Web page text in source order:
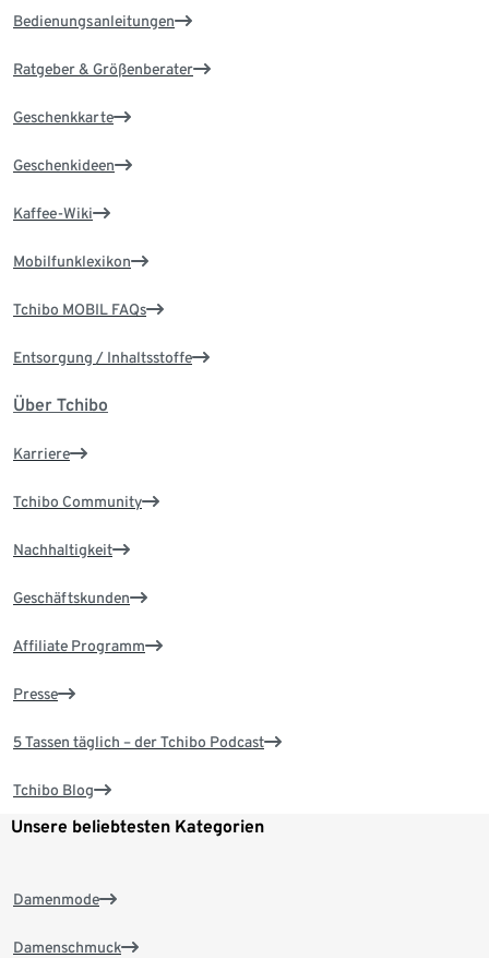
Bedienungsanleitungen
Ratgeber & Größenberater
Geschenkkarte
Geschenkideen
Kaffee-Wiki
Mobilfunklexikon
Tchibo MOBIL FAQs
Entsorgung / Inhaltsstoffe
Über Tchibo
Karriere
Tchibo Community
Nachhaltigkeit
Geschäftskunden
Affiliate Programm
Presse
5 Tassen täglich – der Tchibo Podcast
Tchibo Blog
Unsere beliebtesten Kategorien
Damenmode
Damenschmuck